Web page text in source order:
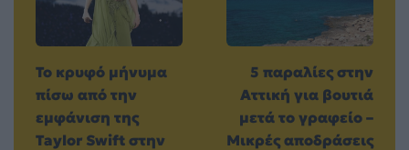
Το κρυφό μήνυμα
πίσω από την
εμφάνιση της
Taylor Swift στην
5 παραλίες στην
Αττική για βουτιά
μετά το γραφείο –
Μικρές αποδράσεις